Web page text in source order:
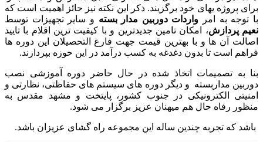
پروژه یهای خود برگزیند. ذکر این نکته نیز حائز اهمیت است که
توجه به امرواردات دوربین مدار بستهو سایر تجهیزات توسط
پردازش ، امکان تامین جدیدترین و با کیفیت ترین اقلام با تایید
آن ها و با بهترین قیمت جهت فارغ التحصیلان این دوره ها
است تا بدون دغدغه به کسب درآمد در این حوزه بپردازند.
به تصمیمات اتخاذ شده در حال حاضر دوره آموزشی نصب
مداربسته و دیگر دوره های سیستم های حفاظتی، نظارتی و
الکترونیکی در جنوب کشور، پایتخت و مشهد مقدس به
رفاه حال هم میهنان عزیز برگزار می شود.
که تجربه چندین ساله این مجموعه راه گشای عزیزان باشد.